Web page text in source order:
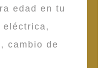
edad en tu
eléctrica,
cambio de